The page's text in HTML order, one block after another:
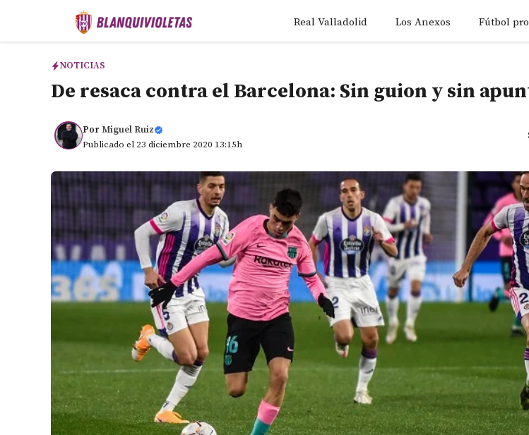
Real Valladolid Los Anexos Fútbol
NOTICIAS
De resaca contra el Barcelona: Sin guion y sin
Por Miguel Ruiz
Publicado el 23 diciembre 2020 13:15h